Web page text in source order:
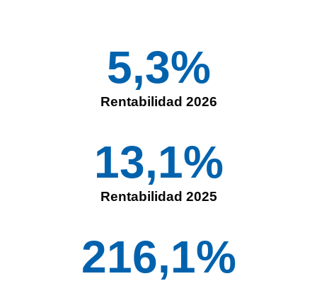
5,3%
Rentabilidad 2026
13,1%
Rentabilidad 2025
216,1%